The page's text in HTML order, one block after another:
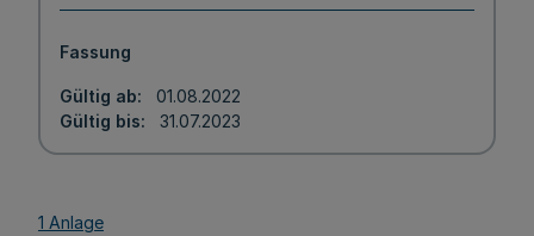
Fassung
Gültig ab
01.08.2022
Gültig bis
31.07.2023
1 Anlage